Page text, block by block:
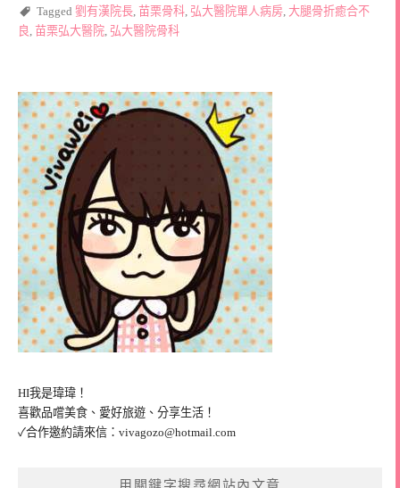
Tagged 劉有漢院長, 苗栗骨科, 弘大醫院單人病房, 大腿骨折癒合不
良, 苗栗弘大醫院, 弘大醫院骨科
HI我是瑋瑋！
喜歡品嚐美食、愛好旅遊、分享生活！
✓合作邀約請來信： vivagozo@hotmail.com